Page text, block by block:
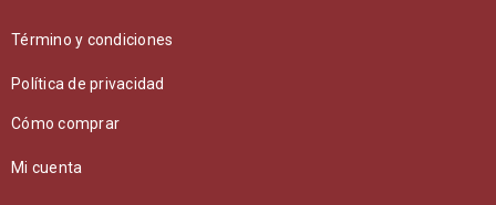
Término y condiciones
Política de privacidad
Cómo comprar
Mi cuenta